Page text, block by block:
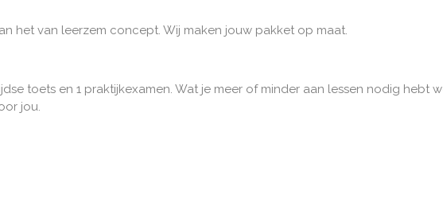
het van leerzem concept. Wij maken jouw pakket op maat.
toets en 1 praktijkexamen. Wat je meer of minder aan lessen nodig hebt
jou.